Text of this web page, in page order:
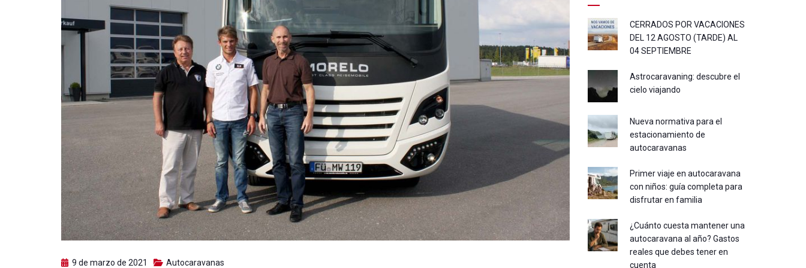
9 de marzo de 2021 Autocaravanas
CERRADOS POR VACACIONES
DEL 12 AGOSTO (TARDE) AL
04 SEPTIEMBRE
Astrocaravaning: descubre el
cielo viajando
Nueva normativa para el
estacionamiento de
autocaravanas
Primer viaje en autocaravana
con niños: guía completa para
disfrutar en familia
¿Cuánto cuesta mantener una
autocaravana al año? Gastos
reales que debes tener en
cuenta